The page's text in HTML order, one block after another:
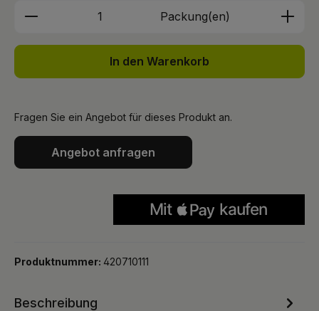
Produkt Anzahl: Gib den
Packung(en)
In den Warenkorb
Fragen Sie ein Angebot für dieses Produkt an.
Angebot anfragen
Produktnummer: 420710111
Beschreibung